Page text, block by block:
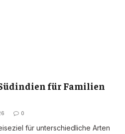
für Familien
0
für unterschiedliche Arten